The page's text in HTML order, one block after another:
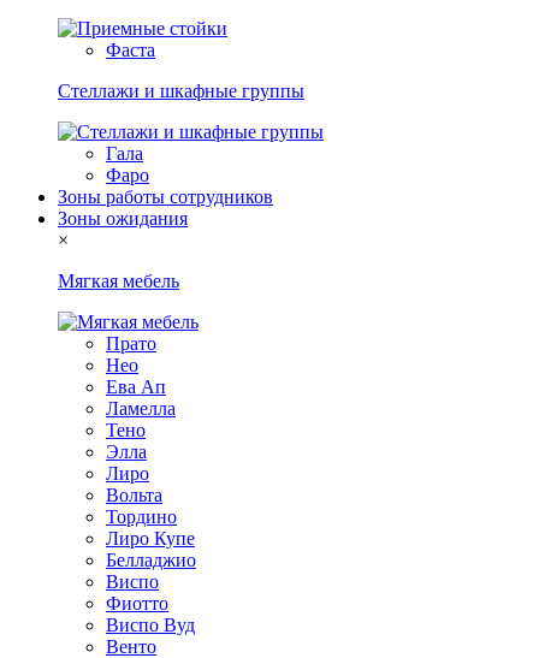
Фаста
Стеллажи и шкафные группы
Гала
Фаро
Зоны работы сотрудников
Зоны ожидания
×
Мягкая мебель
Прато
Нео
Ева Ап
Ламелла
Тено
Элла
Лиро
Вольта
Тордино
Лиро Купе
Белладжио
Виспо
Фиотто
Виспо Вуд
Венто